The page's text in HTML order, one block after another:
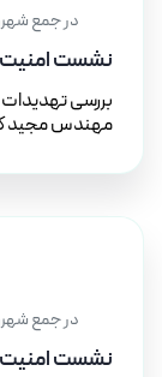
در جمع
نشست
بررسی
مهندس مجید
در جمع
نشست امنیت